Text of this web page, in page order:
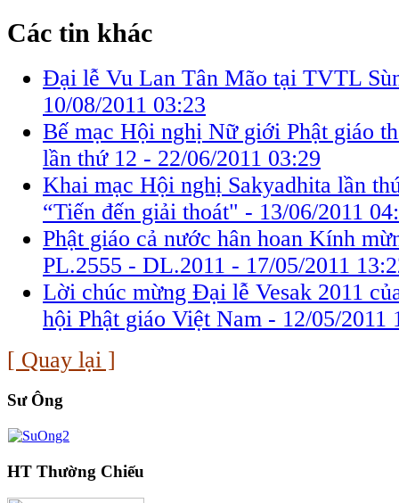
Các tin khác
Đại lễ Vu Lan Tân Mão tại TVTL
10/08/2011 03:23
Bế mạc Hội nghị Nữ giới Phật giáo
lần thứ 12 - 22/06/2011 03:29
Khai mạc Hội nghị Sakyadhita lần
“Tiến đến giải thoát" - 13/06/2011
Phật giáo cả nước hân hoan Kính
PL.2555 - DL.2011 - 17/05/2011
Lời chúc mừng Đại lễ Vesak 2011
hội Phật giáo Việt Nam - 12/05/2011
[ Quay lại ]
Sư Ông
HT Thường Chiếu